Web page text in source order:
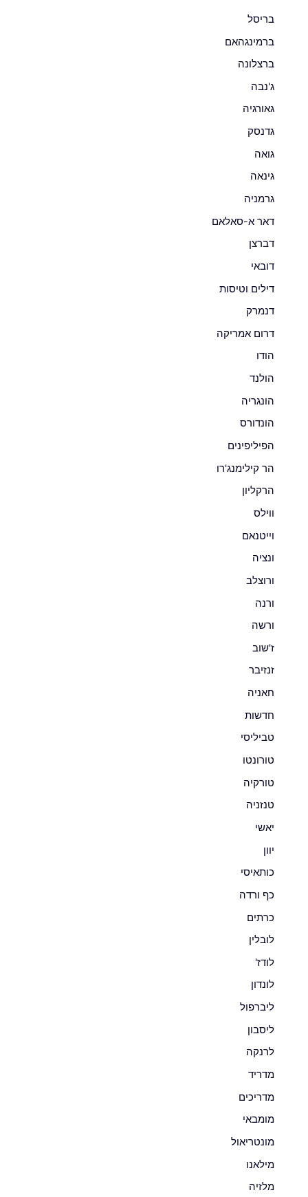
בריסל
ברמינגהאם
ברצלונה
ג'נבה
גאורגיה
גדנסק
גואה
גינאה
גרמניה
דאר א-סאלאם
דברצן
דובאי
דילים וטיסות
דנמרק
דרום אמריקה
הודו
הולנד
הונגריה
הונדורס
הפיליפינים
הר קילימנג'רו
הרקליון
ווילס
וייטנאם
ונציה
ורוצלב
ורנה
ורשה
ז'שוב
זנזיבר
חאניה
חדשות
טביליסי
טורונטו
טורקיה
טנזניה
יאשי
יוון
כותאיסי
כף ורדה
כרתים
לובלין
לודז'
לונדון
ליברפול
ליסבון
לרנקה
מדריד
מדריכים
מומבאי
מונטריאול
מילאנו
מלזיה